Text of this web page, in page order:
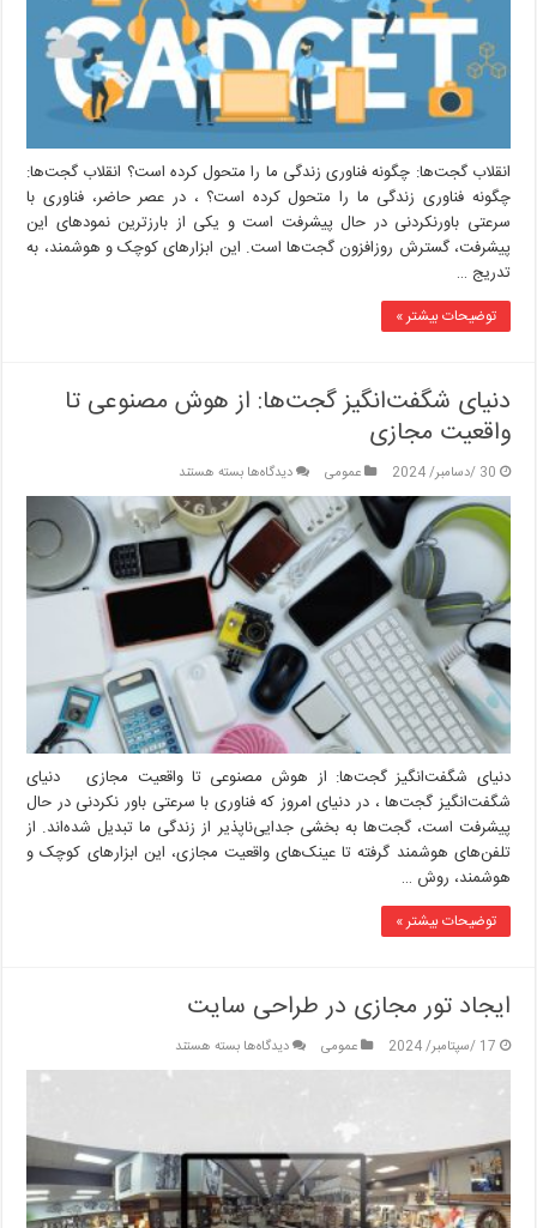
را
متحول
کرده
انقلاب گجت‌ها: چگونه فناوری زندگی ما را متحول کرده است؟ انقلاب گجت‌ها:
چگونه فناوری زندگی ما را متحول کرده است؟ ، در عصر حاضر، فناوری با
سرعتی باورنکردنی در حال پیشرفت است و یکی از بارزترین نمودهای این
پیشرفت، گسترش روزافزون گجت‌ها است. این ابزارهای کوچک و هوشمند، به
تدریج …
توضیحات بیشتر »
دنیای شگفت‌انگیز گجت‌ها: از هوش مصنوعی تا
واقعیت مجازی
30 /دسامبر/ 2024 عمومی دیدگاه‌هابرای
دنیای
شگفت‌انگیز
گجت‌ها:
از
هوش
مصنوعی
تا
واقعیت
مجازی
بسته هستند
دنیای شگفت‌انگیز گجت‌ها: از هوش مصنوعی تا واقعیت مجازی دنیای
شگفت‌انگیز گجت‌ها ، در دنیای امروز که فناوری با سرعتی باور نکردنی در حال
پیشرفت است، گجت‌ها به بخشی جدایی‌ناپذیر از زندگی ما تبدیل شده‌اند. از
تلفن‌های هوشمند گرفته تا عینک‌های واقعیت مجازی، این ابزارهای کوچک و
هوشمند، روش …
توضیحات بیشتر »
ایجاد تور مجازی در طراحی سایت
17 /سپتامبر/ 2024 عمومی دیدگاه‌هابرای
ایجاد
طراحی
سایت
بسته هستند